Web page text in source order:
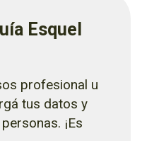
Esquel
profesional u
tus datos y
¡Es